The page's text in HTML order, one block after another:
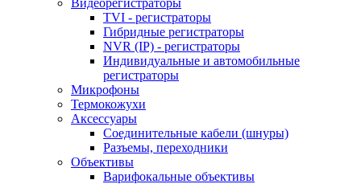
TVI - регистраторы
Гибридные регистраторы
NVR (IP) - регистраторы
Индивидуальные и автомобильные
регистраторы
Микрофоны
Термокожухи
Аксессуары
Соединительные кабели (шнуры)
Разъемы, переходники
Объективы
Варифокальные объективы